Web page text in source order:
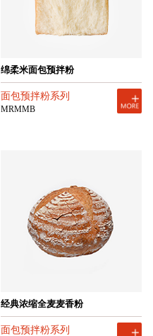
绵柔米面包预拌粉
面包预拌粉系列
MRMMB
经典浓缩全麦麦香粉
面包预拌粉系列